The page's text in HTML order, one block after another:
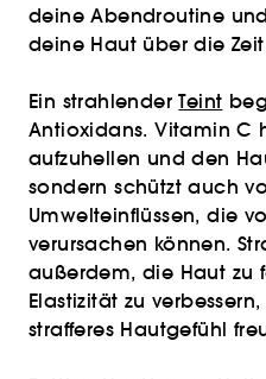
deine Abendroutine
deine Haut über die
Ein strahlenderTeint
Antioxidans. Vitamin C
aufzuhellen und den
sondern schützt auch
Umwelteinflüssen, die
verursachen können.
außerdem, die Haut zu
Elastizität zu
strafferes Hautgefühl